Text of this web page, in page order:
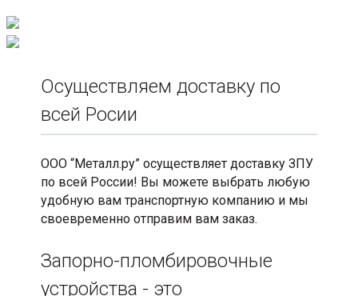
Осуществляем доставку по
всей Росии
ООО “Металл.ру” осуществляет доставку ЗПУ
по всей России! Вы можете выбрать любую
удобную вам транспортную компанию и мы
своевременно отправим вам заказ.
Запорно-пломбировочные
устройства - это